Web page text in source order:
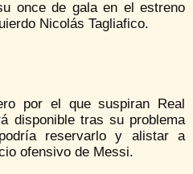
once de gala en el estreno
Nicolás Tagliafico.
por el que suspiran Real
disponible tras su problema
reservarlo y alistar a
ofensivo de Messi.